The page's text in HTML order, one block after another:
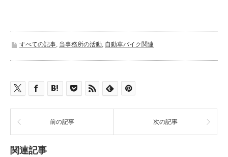
すべての記事 当事務所の活動 自動車バイク関連
前の記事 次の記事
関連記事